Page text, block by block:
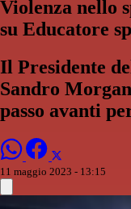
Vio­len­za nel­lo
su E­du­ca­to­re
Il Presidente
Sandro
pas­so avan­ti
11 maggio 2023 - 13:15